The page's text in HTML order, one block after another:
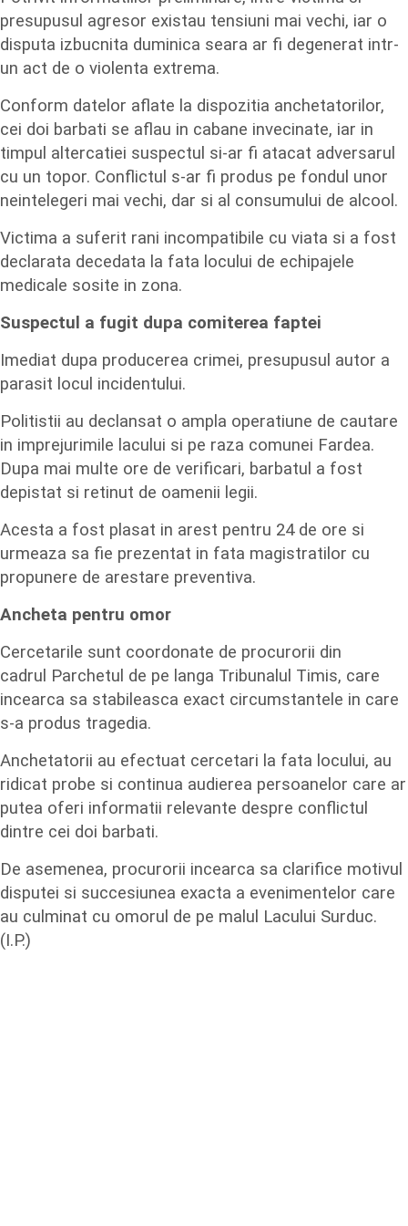
presupusul agresor existau tensiuni mai vechi, iar o
disputa izbucnita duminica seara ar fi degenerat intr-
un act de o violenta extrema.
Conform datelor aflate la dispozitia anchetatorilor,
cei doi barbati se aflau in cabane invecinate, iar in
timpul altercatiei suspectul si-ar fi atacat adversarul
cu un topor. Conflictul s-ar fi produs pe fondul unor
neintelegeri mai vechi, dar si al consumului de alcool.
Victima a suferit rani incompatibile cu viata si a fost
declarata decedata la fata locului de echipajele
medicale sosite in zona.
Suspectul a fugit dupa comiterea faptei
Imediat dupa producerea crimei, presupusul autor a
parasit locul incidentului.
Politistii au declansat o ampla operatiune de cautare
in imprejurimile lacului si pe raza comunei Fardea.
Dupa mai multe ore de verificari, barbatul a fost
depistat si retinut de oamenii legii.
Acesta a fost plasat in arest pentru 24 de ore si
urmeaza sa fie prezentat in fata magistratilor cu
propunere de arestare preventiva.
Ancheta pentru omor
Cercetarile sunt coordonate de procurorii din
cadrul Parchetul de pe langa Tribunalul Timis, care
incearca sa stabileasca exact circumstantele in care
s-a produs tragedia.
Anchetatorii au efectuat cercetari la fata locului, au
ridicat probe si continua audierea persoanelor care ar
putea oferi informatii relevante despre conflictul
dintre cei doi barbati.
De asemenea, procurorii incearca sa clarifice motivul
disputei si succesiunea exacta a evenimentelor care
au culminat cu omorul de pe malul Lacului Surduc.
(I.P.)